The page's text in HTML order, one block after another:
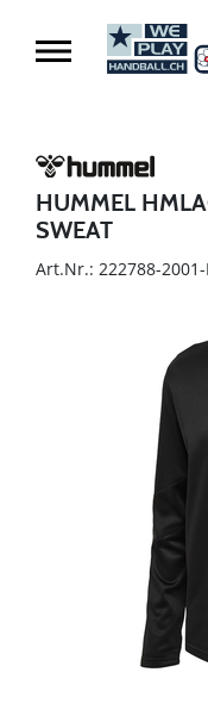
HUMMEL
SWEAT
Art.Nr.: 222788-